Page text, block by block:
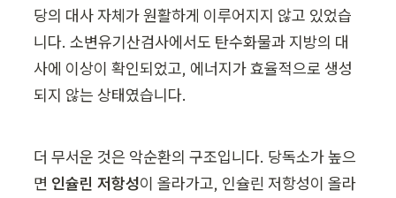
당의 대사 자체가 원활하게 이루어지지 않고 있었습
니다. 소변유기산검사에서도 탄수화물과 지방의 대
사에 이상이 확인되었고, 에너지가 효율적으로 생성
되지 않는 상태였습니다.
더 무서운 것은 악순환의 구조입니다. 당독소가 높으
면 인슐린 저항성이 올라가고, 인슐린 저항성이 올라